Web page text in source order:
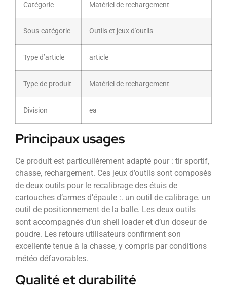
Catégorie Matériel de rechargement
Sous-catégorie Outils et jeux d'outils
Type d’article article
Type de produit Matériel de rechargement
Division ea
Principaux usages
Ce produit est particulièrement adapté pour : tir sportif,
chasse, rechargement. Ces jeux d’outils sont composés
de deux outils pour le recalibrage des étuis de
cartouches d’armes d’épaule :. un outil de calibrage. un
outil de positionnement de la balle. Les deux outils
sont accompagnés d’un shell loader et d’un doseur de
poudre. Les retours utilisateurs confirment son
excellente tenue à la chasse, y compris par conditions
météo défavorables.
Qualité et durabilité